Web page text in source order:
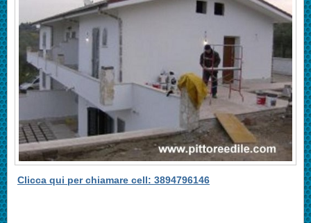
Clicca qui per chiamare cell: 3894796146